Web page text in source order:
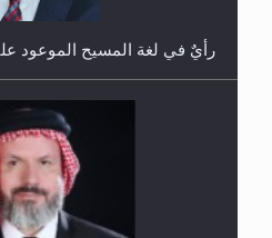
إتمام حفظ القرآن الكريم
رأيٌ في لغة المسيح الموعود عليه